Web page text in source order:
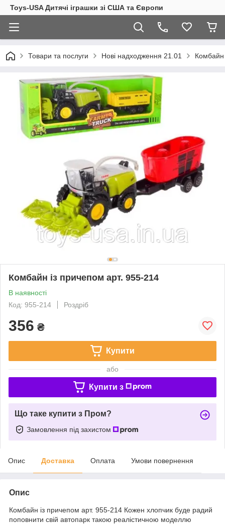
Toys-USA Дитячі іграшки зі США та Європи
Товари та послуги Нові надходження 21.01 Комбайн
Комбайн із причепом арт. 955-214
В наявності
Код: 955-214
Роздріб
356 ₴
Купити
або
Купити з
Що таке купити з Пром?
Замовлення під захистом
Опис Доставка Оплата Умови повернення
Опис
Комбайн із причепом арт. 955-214 Кожен хлопчик буде радий
поповнити свій автопарк такою реалістичною моделлю